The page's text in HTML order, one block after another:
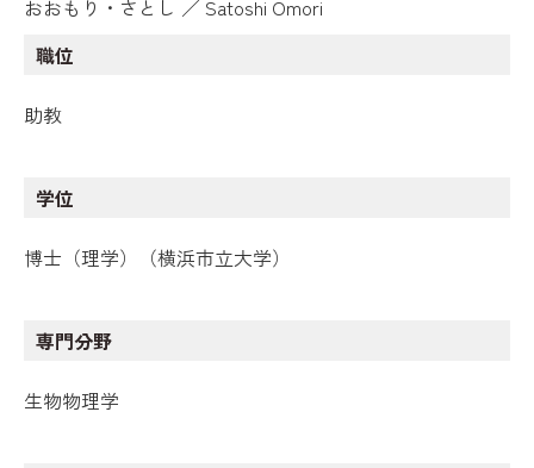
おおもり・さとし ／ Satoshi Omori
職位
助教
学位
博士（理学）（横浜市立大学）
専門分野
生物物理学